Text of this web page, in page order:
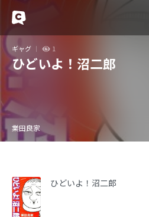
ギャグ 1
ひどいよ！沼二郎
業田良家
ひどいよ！沼二郎